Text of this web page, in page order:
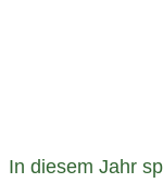
In diesem Jahr